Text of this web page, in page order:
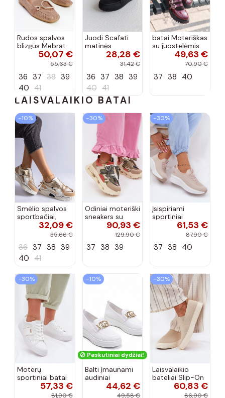
Rudos spalvos
blizgūs Mebrat
bateliai50,07 €
55,63 €
36 37 38 39
40 41
Juodi Scafati
matinės
apdailos bateliai
28,28 €
31,42 €
36 37 38 39
40 41
batai Moteriškas
su juostelėmis
su lako efektu
bordo spalvos
49,63 €
70,90 €
37 38 40
LAISVALAIKIO BATAI
−10%
Smėlio spalvos
sportbačiai,
dekoruoti Valdez
cirkonio virvele
32,09 €
35,66 €
36 37 38 39
40 41
−30%
Odiniai moteriški
sneakers su
platforma D&A
CR61-3133
90,93 €
129,90 €
37 38 39
−30%
Įsispiriami
sportiniai
bateliai Kobbo
102425 smėlio
61,53 €
87,90 €
37 38 40
−30%
Moterų
sportiniai batai
su ažūro
elementais Big
57,33 €
81,90 €
−10%
Paskutiniai dydžiai!
Balti įmaunami
audiniai
sportbačiai su
44,62 €
49,58 €
−30%
Laisvalaikio
bateliai Slip-On
Big Star
RR274721 smėlio
60,83 €
86,90 €